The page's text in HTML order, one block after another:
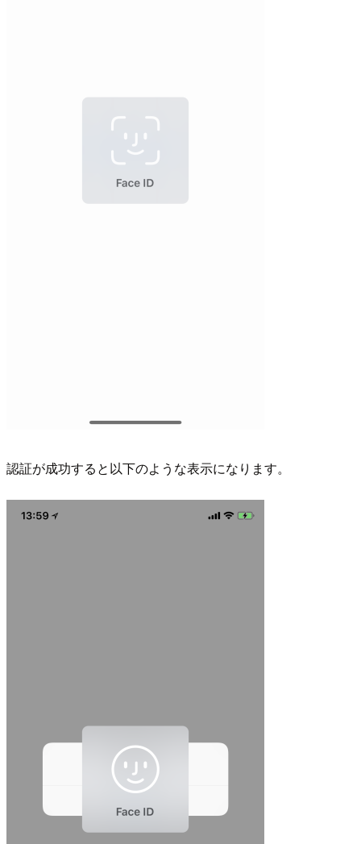
認証が成功すると以下のような表示になります。